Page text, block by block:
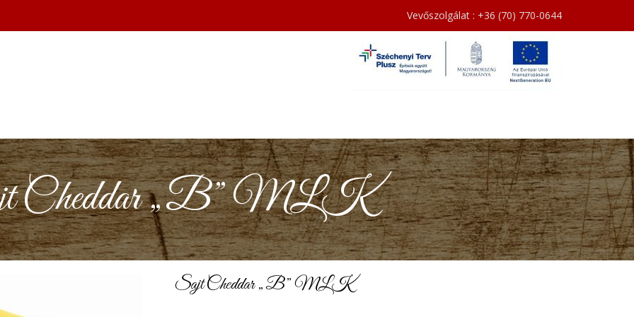
Vevőszolgálat : +36 (70) 770-0644
Cheddar „B” MLK
Sajt Cheddar „B” MLK